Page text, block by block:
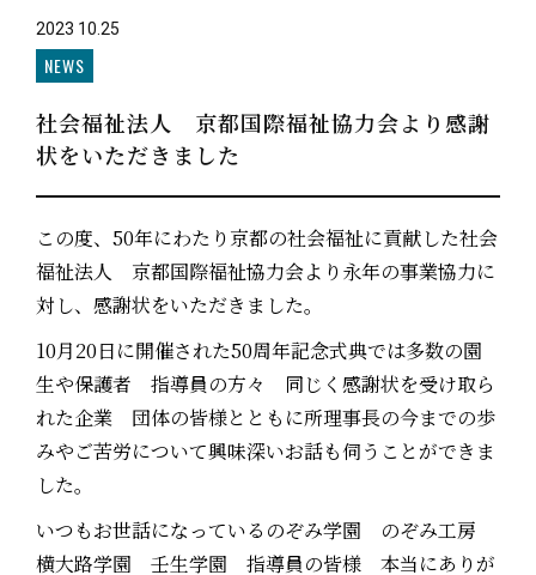
2023 10.25
NEWS
社会福祉法人 京都国際福祉協力会より感謝
状をいただきました
この度、50年にわたり京都の社会福祉に貢献した社会
福祉法人 京都国際福祉協力会より永年の事業協力に
対し、感謝状をいただきました。
10月20日に開催された50周年記念式典では多数の園
生や保護者 指導員の方々 同じく感謝状を受け取ら
れた企業 団体の皆様とともに所理事長の今までの歩
みやご苦労について興味深いお話も伺うことができま
した。
いつもお世話になっているのぞみ学園 のぞみ工房
横大路学園 壬生学園 指導員の皆様 本当にありが